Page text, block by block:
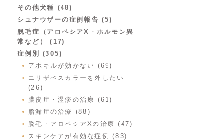
その他犬種 (48)
シュナウザーの症例報告 (5)
脱毛症（アロペシアX・ホルモン異
常など） (17)
症例別 (305)
アポキルが効かない (69)
エリザベスカラーを外したい
(26)
膿皮症・湿疹の治療 (61)
脂漏症の治療 (88)
脱毛・アロペシアXの治療 (47)
スキンケアが有効な症例 (83)